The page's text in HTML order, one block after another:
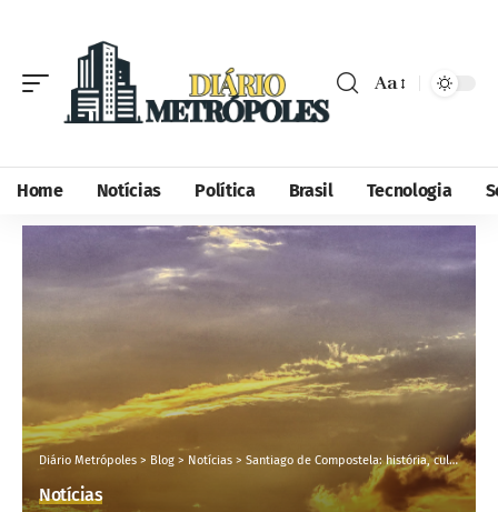
Aa
Home Notícias Política Brasil Tecnologia
Diário Metrópoles > Blog > Notícias > Santiago de Compostela: história, cultura e espiritualidade em cada caminho
Notícias